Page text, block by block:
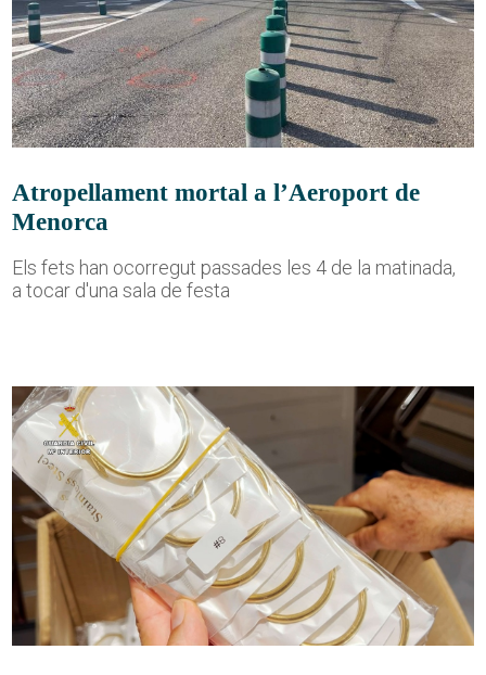
Atropellament mortal a l’Aeroport de
Menorca
Els fets han ocorregut passades les 4 de la matinada,
a tocar d'una sala de festa